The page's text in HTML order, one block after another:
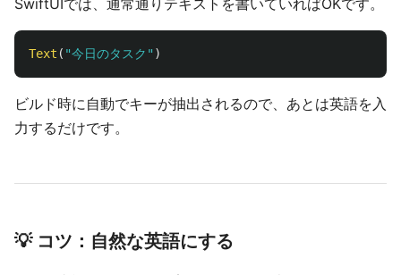
SwiftUIでは、通常通りテキストを書いていればOKです。
Text ( "今日のタスク" )
ビルド時に自動でキーが抽出されるので、あとは英語を入
力するだけです。
💡 コツ：自然な英語にする